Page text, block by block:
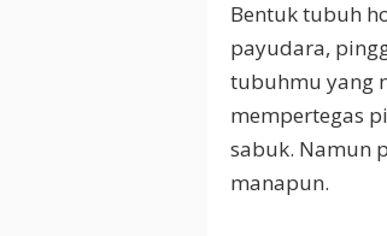
Bentuk tubuh
payudara,
tubuhmu yang
mempertegas
sabuk. Namun
manapun.